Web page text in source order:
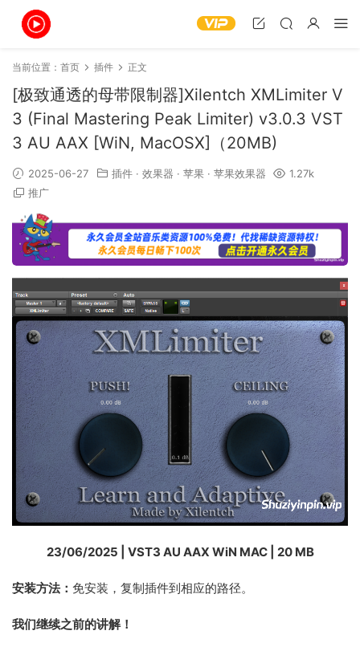
当前位置： 首页 插件 正文
[极致通透的母带限制器]Xilentch XMLimiter V
3 (Final Mastering Peak Limiter) v3.0.3 VST
3 AU AAX [WiN, MacOSX]（20MB)
2025-06-27 插件 · 效果器 · 苹果 · 苹果效果器
1.27k
推广
23/06/2025 | VST3 AU AAX WiN MAC | 20 MB
安装方法： 免安装，复制插件到相应的路径。
我们继续之前的讲解！